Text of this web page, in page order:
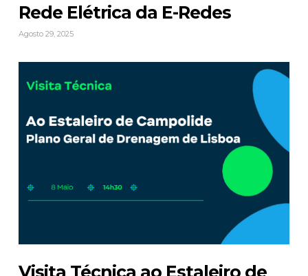
Rede Elétrica da E-Redes
Agosto 29, 2025